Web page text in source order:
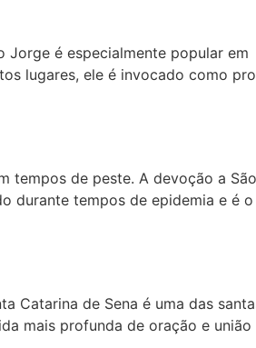
é especialmente popular em
lugares, ele é invocado como
tempos de peste. A devoção a São
durante tempos de epidemia e é o
Catarina de Sena é uma das
mais profunda de oração e união